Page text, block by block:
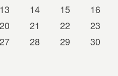
13 14 15
16
20 21 22
23
27 28 29
30